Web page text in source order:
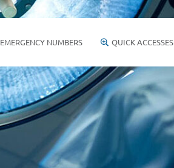
EMERGENCY NUMBERS QUICK ACCESSES